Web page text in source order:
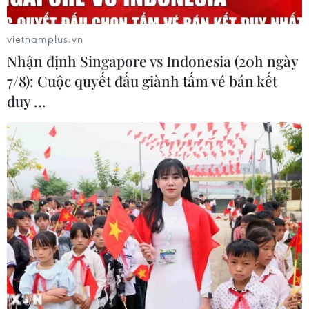
cổ động trong kỷ nguyên
15/07/2026 07:52
sản trong cộng đồng
Gala Tổ quốc bình yên -
bản trường ca nghệ thuật
về lực lượng An ninh nhân
dân
12/07/2026 15:21
Hàng nghìn người tham dự
đại nhạc hội "Eo Gió - Vũ
điệu biển xanh"
11/07/2026 15:41
vietnamplus.vn
Nhận định Singapore vs Indonesia (20h ngày
7/8): Cuộc quyết đấu giành tấm vé bán kết
duy …